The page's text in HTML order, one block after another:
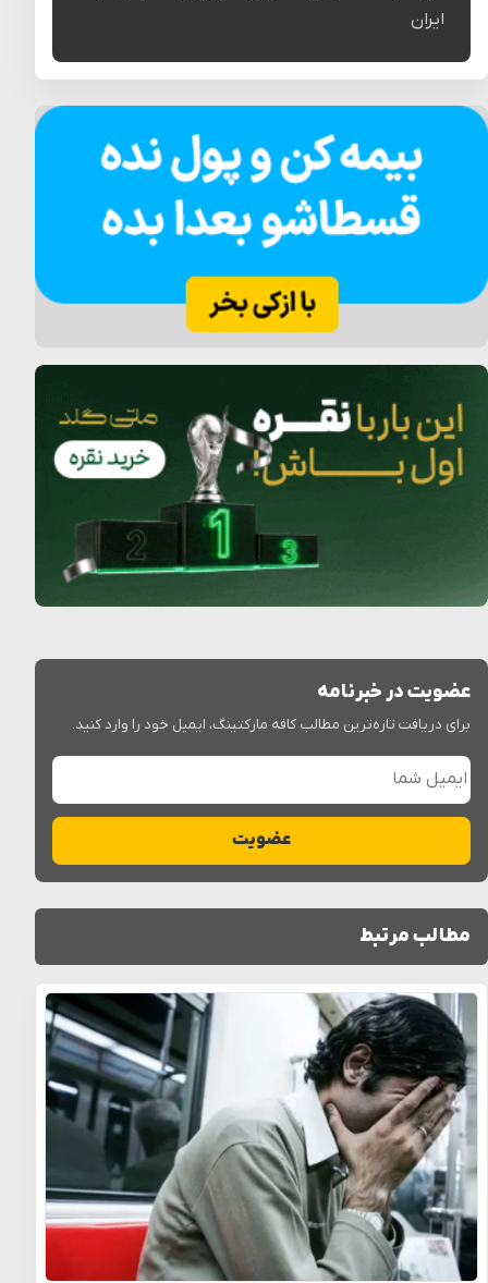
ایران
عضویت در خبرنامه
برای دریافت تازه‌ترین مطالب کافه مارکتینگ، ایمیل خود را وارد کنید.
ایمیل شما
عضویت
مطالب مرتبط